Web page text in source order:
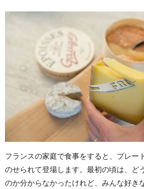
フランスの家庭で食事をすると、プレー
のせられて登場します。最初の頃は、ど
のか分からなかったけれど、みんな好き